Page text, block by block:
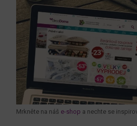
Mrkněte na náš e-shop a nechte se